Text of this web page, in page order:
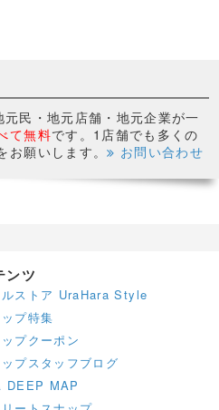
民・地元店舗・地元企業が一
て無料です。1店舗でも多くの
お願いします。
お問い合わせ
ンツ
ルストア UraHara Style
プ特集
プクーポン
プスタッフブログ
DEEP MAP